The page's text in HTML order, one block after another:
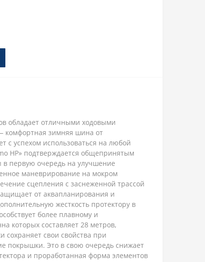
обладает отличными ходовыми
комфортная зимняя шина от
с успехом использоваться на любой
HP» подтверждается общепринятым
в первую очередь на улучшение
маневрирование на мокром
сцепления с заснеженной трассой
от аквапланирования и
жесткость протектору в
более плавному и
которых составляет 28 метров,
сохраняет свои свойства при
покрышки. Это в свою очередь снижает
и проработанная форма элементов